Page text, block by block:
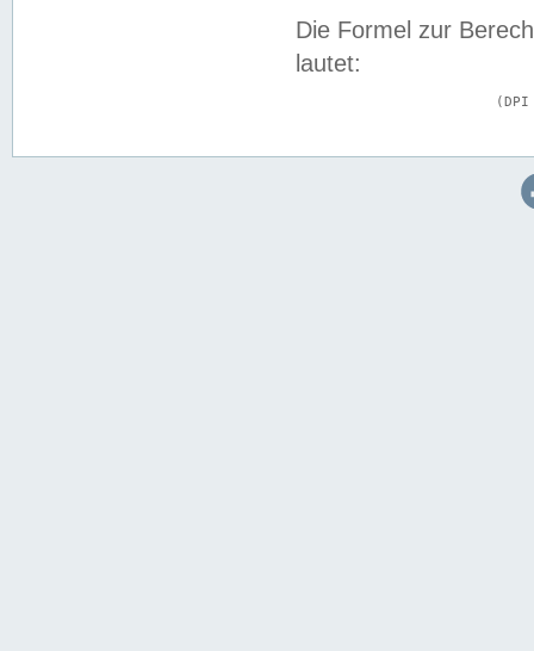
Die Formel zur
lautet: